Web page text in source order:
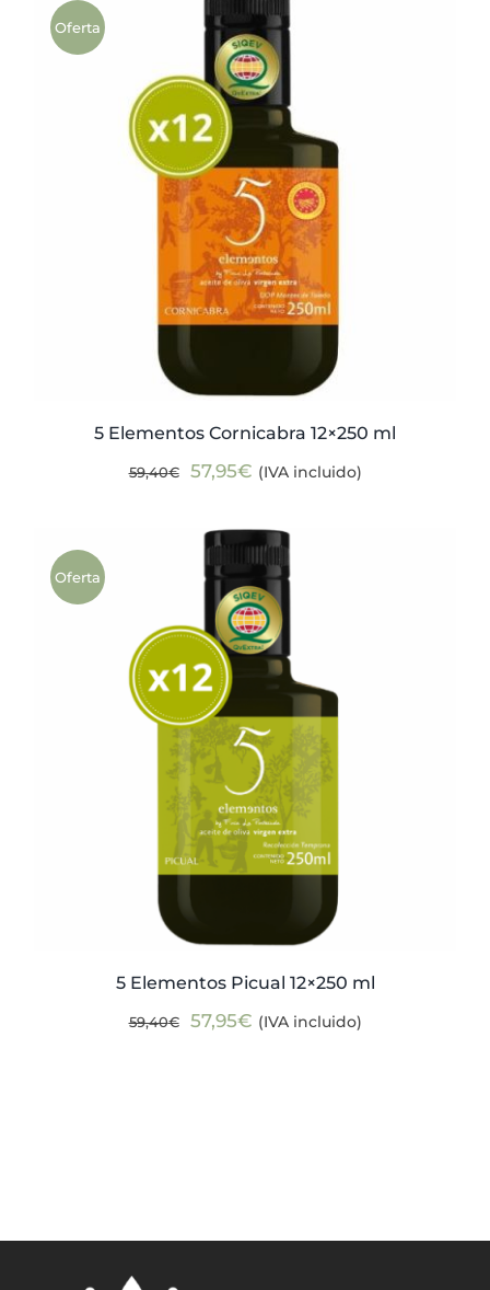
Oferta
5 Elementos Cornicabra 12×250 ml
59,40€
El
original
era:
59,40€.
57,95€El
actual
es:
57,95€.
(IVA incluido)
Oferta
5 Elementos Picual 12×250 ml
59,40€
El
57,95€El(IVA incluido)